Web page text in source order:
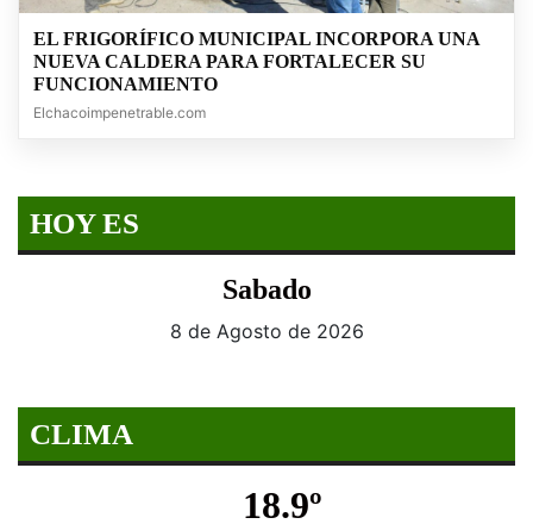
EL FRIGORÍFICO MUNICIPAL INCORPORA UNA
NUEVA CALDERA PARA FORTALECER SU
FUNCIONAMIENTO
Elchacoimpenetrable.com
HOY ES
Sabado
8 de Agosto de 2026
CLIMA
18.9º